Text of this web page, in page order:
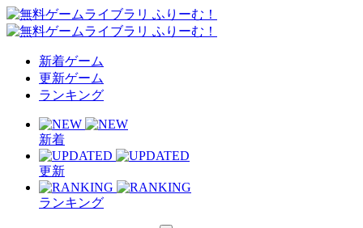
新着ゲーム
更新ゲーム
ランキング
新着
更新
ランキング